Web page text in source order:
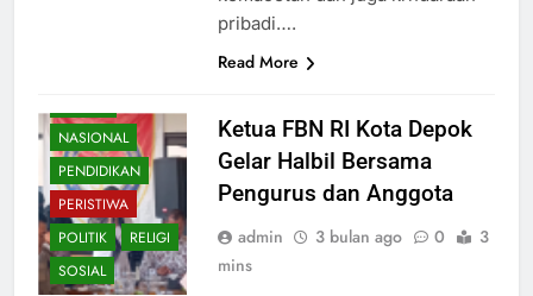
pribadi….
Read More
NASIONAL
PENDIDIKAN
PERISTIWA
POLITIK
RELIGI
SOSIAL
Ketua FBN RI Kota Depok
Gelar Halbil Bersama
Pengurus dan Anggota
admin 3 bulan ago 0
3
mins